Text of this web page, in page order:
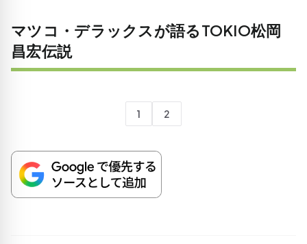
マツコ・デラックスが語るTOKIO松岡
昌宏伝説
1 2